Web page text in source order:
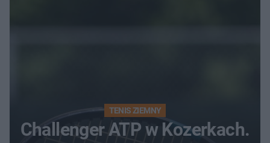
TENIS ZIEMNY
Challenger ATP w Kozerkach.